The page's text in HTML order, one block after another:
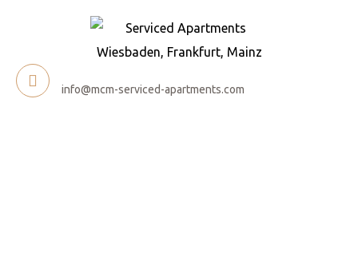
info@mcm-serviced-apartments.com